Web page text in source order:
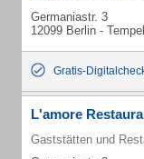
Germaniastr. 3
12099 Berlin -
Gratis-
L'amore
Gaststätten und